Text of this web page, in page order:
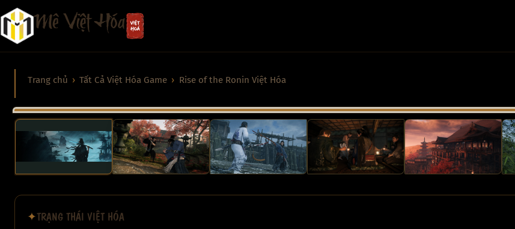
Chuyển
đến
phần
Mê Việt Hóa
Trang chủ Tất Cả Việt Hóa Game Rise of the Ronin Việt Hóa
‹ ›
✦TRẠNG THÁI VIỆT HÓA